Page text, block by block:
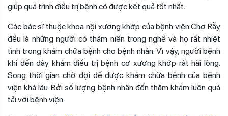
giúp quá trình điều trị bệnh có được kết quả tốt nhất.
Các bác sĩ thuộc khoa nội xương khớp của bệnh viện Chợ Rẫy
đều là những người có thâm niên trong nghề và họ rất nhiệt
tình trong khám chữa bệnh cho bệnh nhân. Vì vậy, người bệnh
khi đến đây khám điều trị bệnh cơ xương khớp rất hài lòng.
Song thời gian chờ đợi để được khám chữa bệnh của bệnh
viện khá lâu. Bởi số lượng bệnh nhân đến thăm khám luôn quá
tải với bệnh viện.